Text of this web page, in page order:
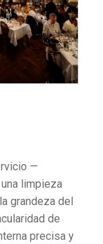
—
limpieza
grandeza del
de
precisa y